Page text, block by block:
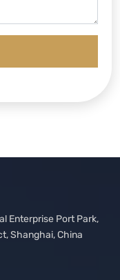
Enterprise Port Park,
Shanghai, China